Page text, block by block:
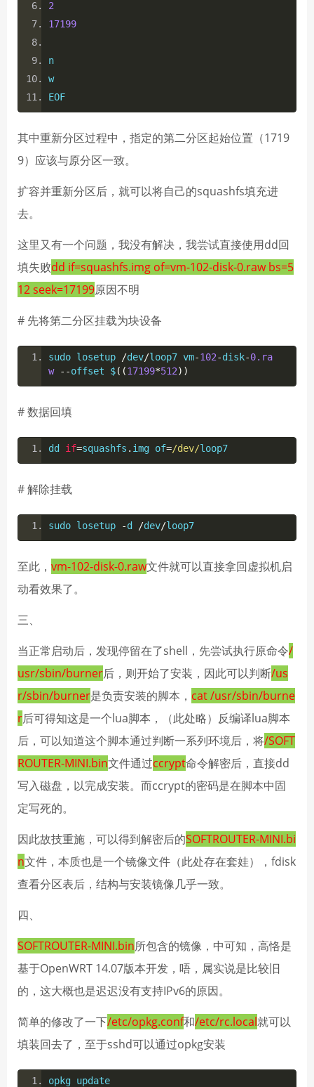
2
17199
n
w
EOF
其中重新分区过程中，指定的第二分区起始位置（1719
9）应该与原分区一致。
扩容并重新分区后，就可以将自己的squashfs填充进
去。
这里又有一个问题，我没有解决，我尝试直接使用dd回
填失败dd if=squashfs.img of=vm-102-disk-0.raw bs=5
12 seek=17199原因不明
# 先将第二分区挂载为块设备
sudo losetup /dev/loop7 vm-102-disk-0.ra
w
--offset $((17199*512))
# 数据回填
dd if=squashfs . img of=/dev/loop7
# 解除挂载
sudo losetup -d /dev/loop7
至此， vm-102-disk-0.raw文件就可以直接拿回虚拟机启
动看效果了。
三、
当正常启动后，发现停留在了shell，先尝试执行原命令/
usr/sbin/burner后，则开始了安装，因此可以判断/us
r/sbin/burner是负责安装的脚本， cat /usr/sbin/burne
r后可得知这是一个lua脚本，（此处略）反编译lua脚本
后，可以知道这个脚本通过判断一系列环境后，将/SOFT
ROUTER-MINI.bin文件通过ccrypt命令解密后，直接dd
写入磁盘，以完成安装。而ccrypt的密码是在脚本中固
定写死的。
因此故技重施，可以得到解密后的SOFTROUTER-MINI.bi
n文件，本质也是一个镜像文件（此处存在套娃），fdisk
查看分区表后，结构与安装镜像几乎一致。
四、
SOFTROUTER-MINI.bin所包含的镜像，中可知，高恪是
基于OpenWRT 14.07版本开发，唔，属实说是比较旧
的，这大概也是迟迟没有支持IPv6的原因。
简单的修改了一下/etc/opkg.conf和/etc/rc.local就可以
填装回去了，至于sshd可以通过opkg安装
opkg update